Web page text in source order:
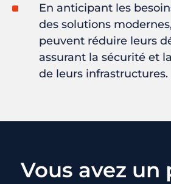
En anticipant les
des solutions
peuvent réduire leurs
assurant la sécurité et
de leurs infrastructures.
Vous avez un